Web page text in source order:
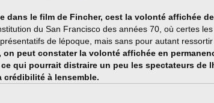
dans le film de Fincher, cest la volonté affichée
du San Francisco des années 70, où certes
de lépoque, mais sans pour autant
on peut constater la volonté affichée en
ce qui pourrait distraire un peu les spectateurs de
crédibilité à lensemble.